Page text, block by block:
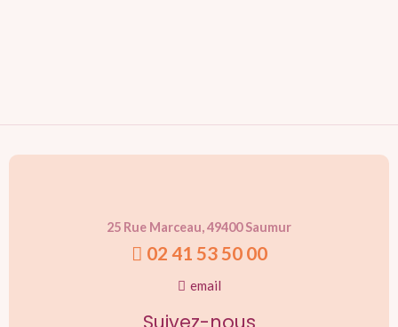
25 Rue Marceau, 49400 Saumur
02 41 53 50 00
email